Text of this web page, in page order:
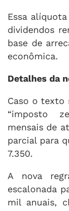
Essa
dividendos
base de
econômica.
Detalhes da
Caso o texto
“imposto
mensais de
parcial para
7.350.
A nova
escalonada
mil anuais,